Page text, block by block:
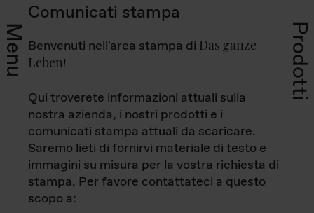
Menu Prodotti
Comunicati stampa
Benvenuti nell'area stampa di Das ganze
Leben!
Qui troverete informazioni attuali sulla
nostra azienda, i nostri prodotti e i
comunicati stampa attuali da scaricare.
Saremo lieti di fornirvi materiale di testo e
immagini su misura per la vostra richiesta di
stampa. Per favore contattateci a questo
scopo a: